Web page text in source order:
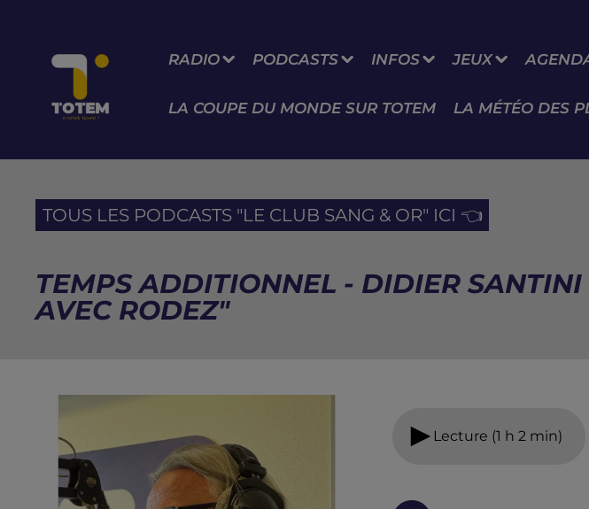
RADIO PODCASTS INFOS JEUX
LA COUPE DU MONDE SUR TOTEM LA MÉTÉO DES
TOUS LES PODCASTS "LE CLUB SANG & OR" ICI 👈
TEMPS ADDITIONNEL - DIDIER SANTINI
AVEC RODEZ"
Lecture (1 h 2 min)